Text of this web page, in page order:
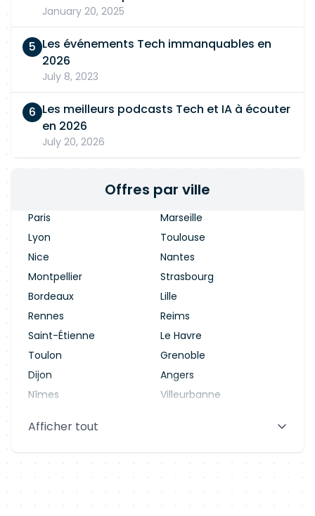
January 20, 2025
Les événements Tech immanquables en
2026
July 8, 2023
Les meilleurs podcasts Tech et IA à écouter
en 2026
July 20, 2026
Offres par ville
Paris
Marseille
Lyon
Toulouse
Nice
Nantes
Montpellier
Strasbourg
Bordeaux
Lille
Rennes
Reims
Saint-Étienne
Le Havre
Toulon
Grenoble
Dijon
Angers
Nîmes
Villeurbanne
Aix-en-Provence
Afficher tout